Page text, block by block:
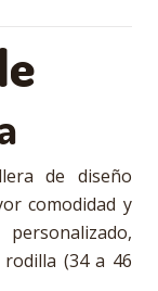
de diseño
comodidad y
(34 a 46